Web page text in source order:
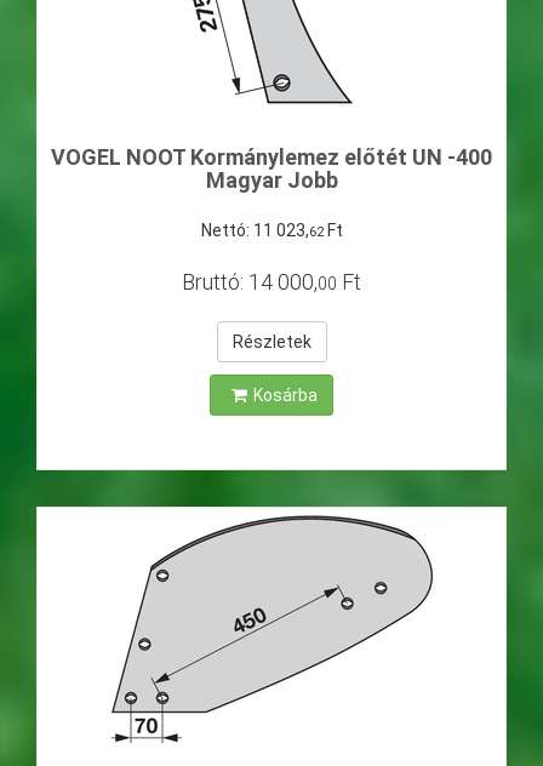
VOGEL NOOT Kormánylemez előtét UN -400
Magyar Jobb
Nettó: 11 023,62 Ft
Bruttó: 14 000,00 Ft
Részletek
Kosárba